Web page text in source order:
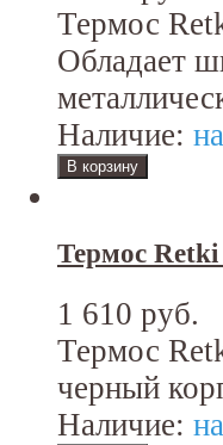
Термос
Обладает
Наличие:
Термос
1 610 руб.
Термос
черный
Наличие: